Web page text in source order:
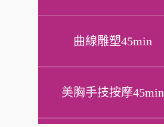
曲線雕塑45min
美胸手技按摩45min